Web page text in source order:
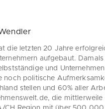
die letzten 20 Jahre
aufgebaut.
und
noch politische
stellen und 60% aller
die